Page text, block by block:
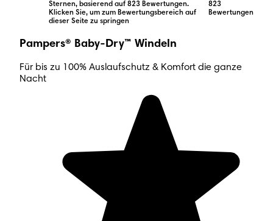
Sternen, basierend auf 823 Bewertungen.
Klicken Sie, um zum Bewertungsbereich auf
dieser Seite zu springen
823
Bewertungen
Pampers® Baby-Dry™ Windeln
Für bis zu 100% Auslaufschutz & Komfort die ganze
Nacht